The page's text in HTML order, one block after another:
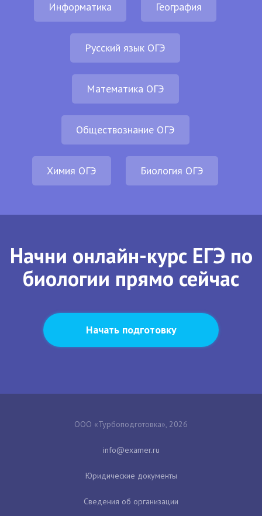
Информатика География
Русский язык ОГЭ
Математика ОГЭ
Обществознание ОГЭ
Химия ОГЭ Биология ОГЭ
Начни онлайн-курс ЕГЭ по
биологии прямо сейчас
Начать подготовку
ООО «Турбоподготовка», 2026
Юридические документы
Сведения об организации